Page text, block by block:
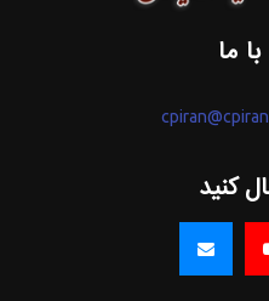
ما
کنید